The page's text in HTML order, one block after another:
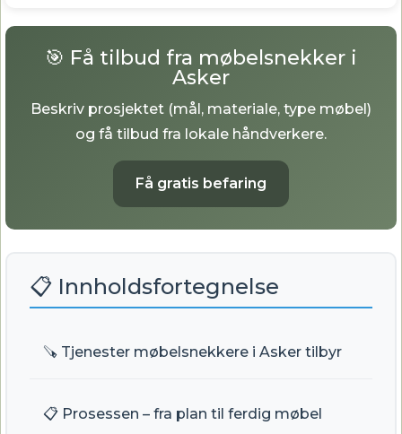
🎯 Få tilbud fra møbelsnekker i
Asker
Beskriv prosjektet (mål, materiale, type møbel)
og få tilbud fra lokale håndverkere.
Få gratis befaring
📋 Innholdsfortegnelse
🪚 Tjenester møbelsnekkere i Asker tilbyr
📋 Prosessen – fra plan til ferdig møbel